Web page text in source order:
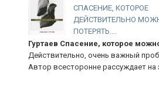
СПАСЕНИЕ, КОТОРОЕ
ДЕЙСТВИТЕЛЬНО
ПОТЕРЯТЬ....
Гуртаев Спасение, которое
Действительно, очень важный
Автор всесторонне рассуждает на